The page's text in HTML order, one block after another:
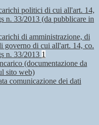
politici di cui all'art. 14,
n. 33/2013 (da pubblicare in
di amministrazione, di
governo di cui all'art. 14, co.
n. 33/2013 1
(documentazione da
sito web)
comunicazione dei dati